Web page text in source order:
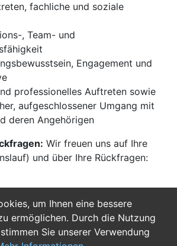
um Ihnen eine bessere
ermöglichen. Durch die Nutzung
Sie unserer Verwendung
fachliche und soziale
, Team- und
Engagement und
professionelles Auftreten sowie
aufgeschlossener Umgang mit
deren Angehörigen
Wir freuen uns auf Ihre
und über Ihre Rückfragen:
Jetzt Bewerben